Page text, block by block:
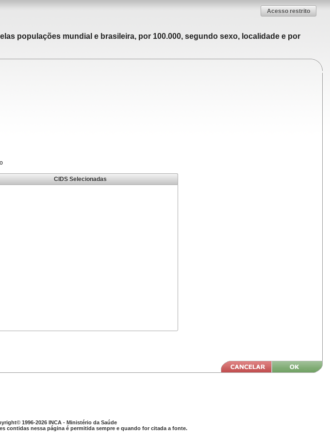
Acesso restrito
populações mundial e brasileira, por 100.000, segundo sexo, localidade e por
CIDS Selecionadas
1996-2026 INCA - Ministério da Saúde
contidas nessa página é permitida sempre e quando for citada a fonte.